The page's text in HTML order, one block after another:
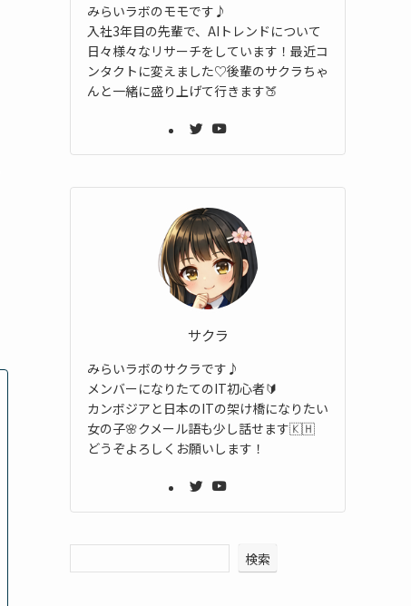
みらいラボのモモです♪
入社3年目の先輩で、AIトレンドについて
日々様々なリサーチをしています！最近コ
ンタクトに変えました♡後輩のサクラちゃ
んと一緒に盛り上げて行きます🍑
サクラ
みらいラボのサクラです♪
メンバーになりたてのIT初心者🔰
カンボジアと日本のITの架け橋になりたい
女の子🌸クメール語も少し話せます🇰🇭
どうぞよろしくお願いします！
検索